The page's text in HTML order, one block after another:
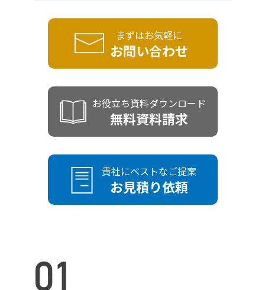
まずはお気軽に
お問い合わせ
お役立ち資料ダウンロード
無料資料請求
貴社にベストなご提案
お見積り依頼